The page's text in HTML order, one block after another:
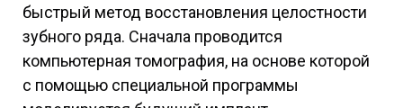
быстрый метод восстановления целостности
зубного ряда. Сначала проводится
компьютерная томография, на основе которой
с помощью специальной программы